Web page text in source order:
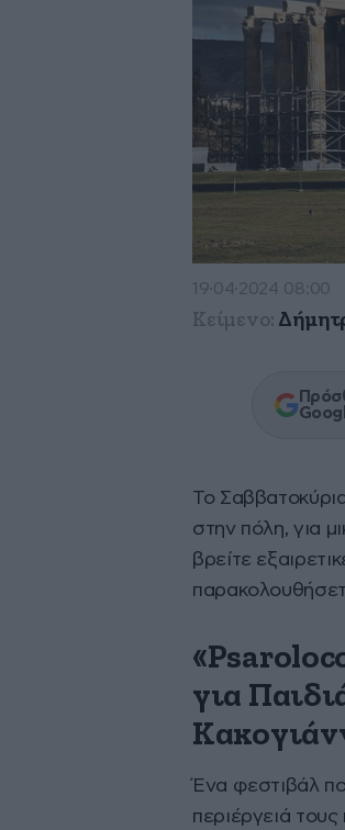
19·04·2024 08:00
Κείμενο:
Το
στην πόλη, για
βρείτε
για
Ένα φεστιβάλ
περιέργειά τους